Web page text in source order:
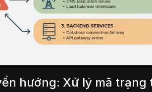
hướng: Xử lý mã trạng